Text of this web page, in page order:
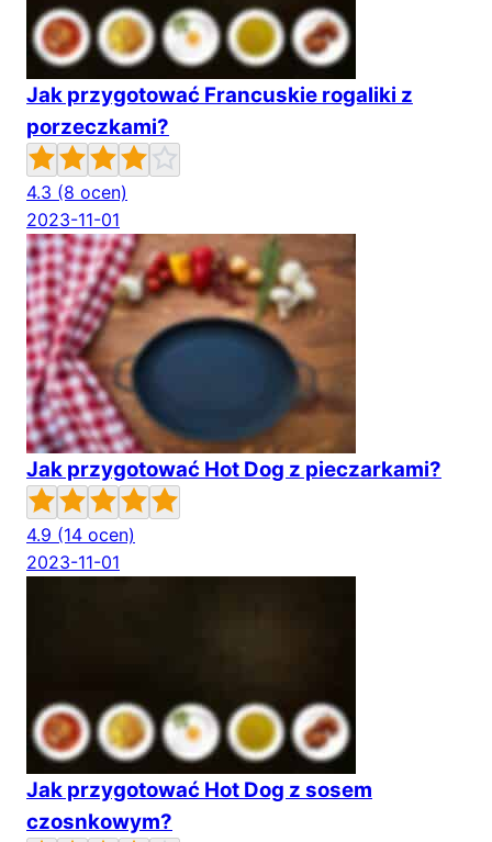
Jak przygotować Francuskie rogaliki z
porzeczkami?
4.3 (8 ocen)
2023-11-01
Jak przygotować Hot Dog z pieczarkami?
4.9 (14 ocen)
2023-11-01
Jak przygotować Hot Dog z sosem
czosnkowym?